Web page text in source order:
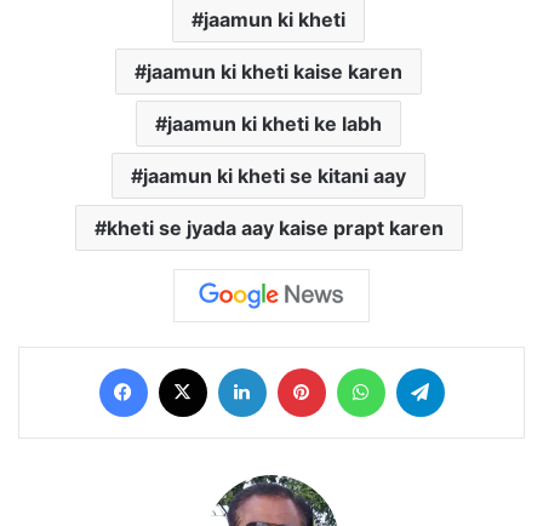
jaamun ki kheti
jaamun ki kheti kaise karen
jaamun ki kheti ke labh
jaamun ki kheti se kitani aay
kheti se jyada aay kaise prapt karen
Facebook LinkedIn PinterestWhatsApp